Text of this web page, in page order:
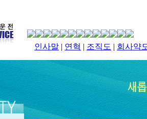
인사말 | 연혁 | 조직도 | 회사약